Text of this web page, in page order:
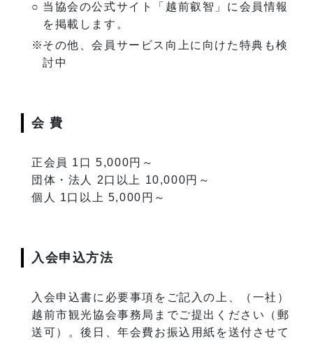
当協会の公式サイト「越前叡智」に会員情報
を掲載します。
その他、会員サービス向上に向けた特典も検
討中
会 費
正会員 1口 5,000円～
団体・法人 2口以上 10,000円～
個人 1口以上 5,000円～
入会申込方法
入会申込書に必要事項をご記入の上、（一社）
越前市観光協会事務局までご提出ください（郵
送可）。後日、年会費お振込用紙を送付させて